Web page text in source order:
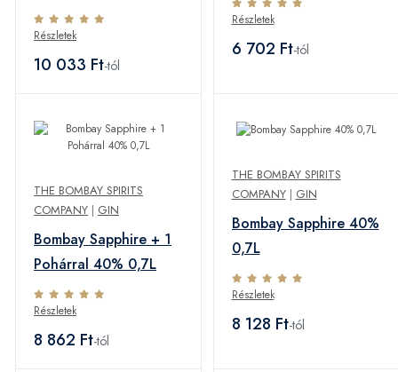
Raspberry 37,5% 0,7L
Részletek
10 033 Ft-tól
Részletek
6 702 Ft-tól
THE BOMBAY SPIRITS
COMPANY | GIN
Bombay Sapphire + 1
Pohárral 40% 0,7L
Részletek
8 862 Ft-tól
THE BOMBAY SPIRITS
COMPANY| GIN
Bombay Sapphire 40%
0,7L
Részletek
8 128 Ft-tól